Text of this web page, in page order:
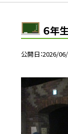
６年
公開日 2026/